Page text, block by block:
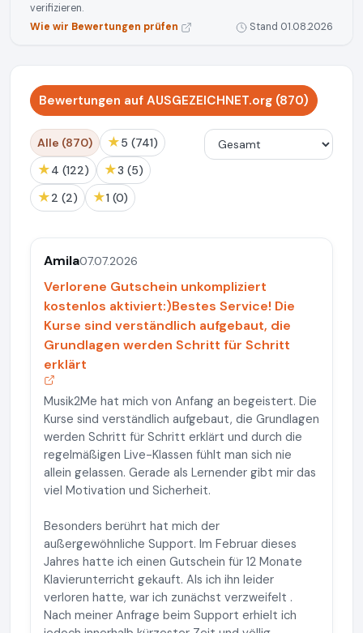
verifizieren.
Wie wir Bewertungen prüfen
Stand 01.08.2026
Bewertungen auf AUSGEZEICHNET.org (870)
Alle (870) ★ 5 (741)
★ 4 (122) ★ 3 (5)
★ 2 (2) ★ 1 (0)
Amila07.07.2026
Verlorene Gutschein unkompliziert
kostenlos aktiviert:)Bestes Service! Die
Kurse sind verständlich aufgebaut, die
Grundlagen werden Schritt für Schritt
erklärt
Musik2Me hat mich von Anfang an begeistert. Die
Kurse sind verständlich aufgebaut, die Grundlagen
werden Schritt für Schritt erklärt und durch die
regelmäßigen Live-Klassen fühlt man sich nie
allein gelassen. Gerade als Lernender gibt mir das
viel Motivation und Sicherheit.
Besonders berührt hat mich der
außergewöhnliche Support. Im Februar dieses
Jahres hatte ich einen Gutschein für 12 Monate
Klavierunterricht gekauft. Als ich ihn leider
verloren hatte, war ich zunächst verzweifelt .
Nach meiner Anfrage beim Support erhielt ich